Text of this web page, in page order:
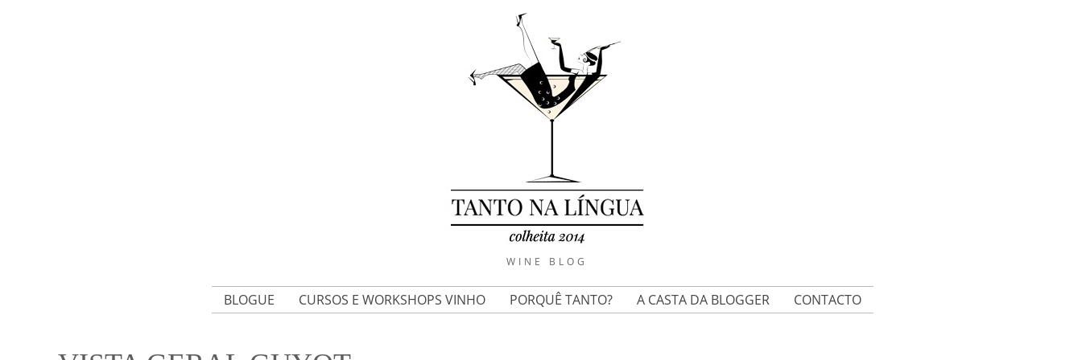
WINE BLOG
BLOGUE CURSOS E WORKSHOPS VINHO PORQUÊ TANTO? A CASTA DA BLOGGER CONTACTO